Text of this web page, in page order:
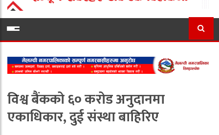
विश्व बैंकको ६० करोड अनुदानमा
एकाधिकार, दुई संस्था बाहिरिए